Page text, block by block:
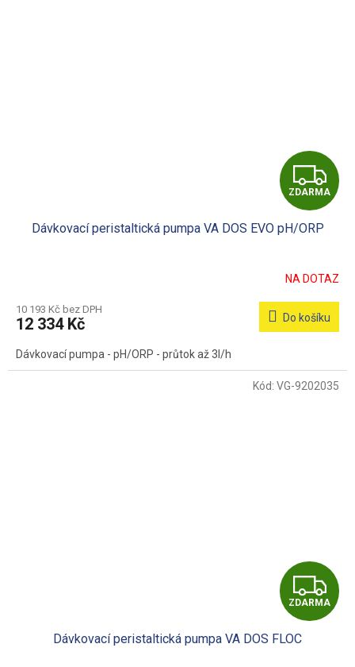
Z
D
R
M
A
ZDARMA
Dávkovací peristaltická pumpa VA DOS EVO pH/ORP
NA DOTAZ
10 193 Kč bez DPH
12 334 Kč Do košíku
Dávkovací pumpa - pH/ORP - průtok až 3l/h
Z
D
ZDARMA
Dávkovací peristaltická pumpa VA DOS FLOC
Kód: VG-9202035